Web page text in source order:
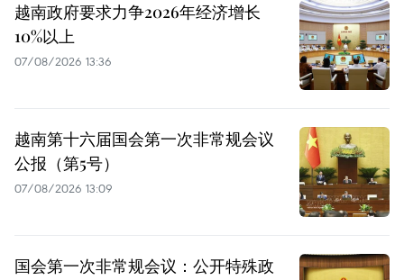
越南政府要求力争2026年经济增长
10%以上
07/08/2026 13:36
越南第十六届国会第一次非常规会议
公报（第5号）
07/08/2026 13:09
国会第一次非常规会议：公开特殊政